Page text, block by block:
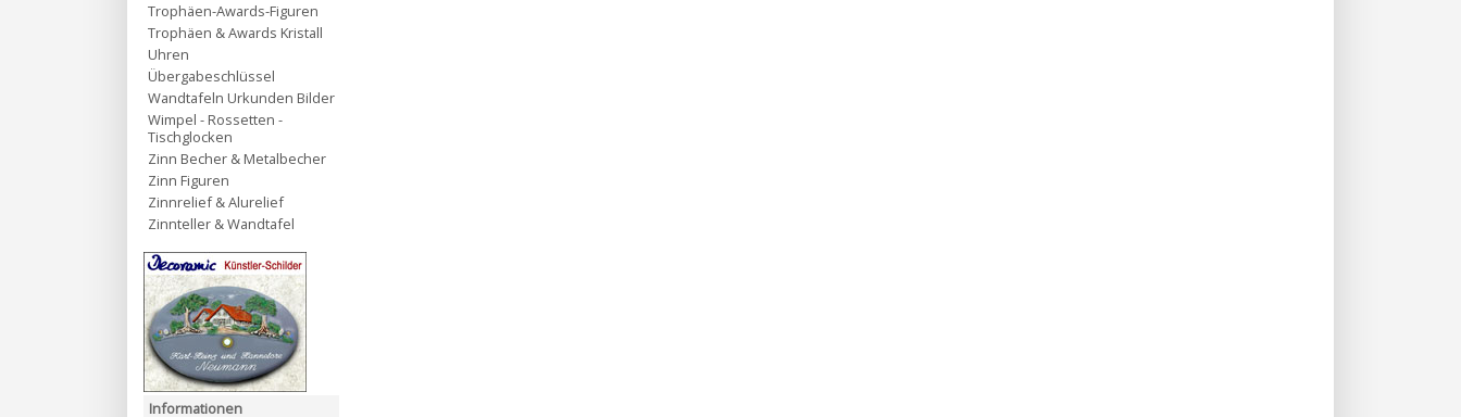
Trophäen-Awards-Figuren
Trophäen & Awards Kristall
Uhren
Übergabeschlüssel
Wandtafeln Urkunden Bilder
Wimpel - Rossetten -
Tischglocken
Zinn Becher & Metalbecher
Zinn Figuren
Zinnrelief & Alurelief
Zinnteller & Wandtafel
Informationen